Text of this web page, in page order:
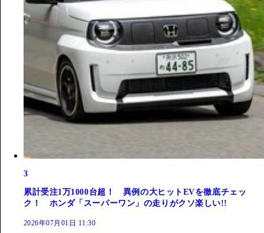
3
累計受注1万1000台超！ 異例の大ヒットEVを徹底チェッ
ク！ ホンダ「スーパーワン」の走りがクソ楽しい!!
2026年07月01日 11:30